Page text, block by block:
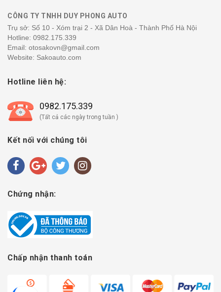
CÔNG TY TNHH DUY PHONG AUTO
Trụ sở: Số 10 - Xóm trại 2 - Xã Dân Hoà - Thành Phố Hà Nội
Hotline: 0982.175.339
Email: otosakovn@gmail.com
Website: Sakoauto.com
Hotline liên hệ:
0982.175.339
(Tất cả các ngày trong tuần )
Kết nối với chúng tôi
Chứng nhận:
Chấp nhận thanh toán